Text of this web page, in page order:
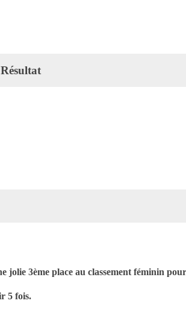
Résultat
jolie 3ème place au classement féminin
5 fois.